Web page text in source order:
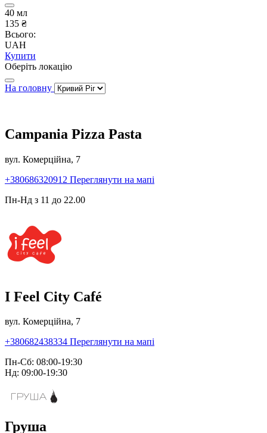
40 мл
135 ₴
Всього:
UAH
Купити
Оберіть локацію
На головну
Campania Pizza Pasta
вул. Комерційна, 7
+380686320912 Переглянути на мапі
Пн-Нд з 11 до 22.00
I Feel City Café
вул. Комерційна, 7
+380682438334 Переглянути на мапі
Пн-Сб: 08:00-19:30
Нд: 09:00-19:30
Груша